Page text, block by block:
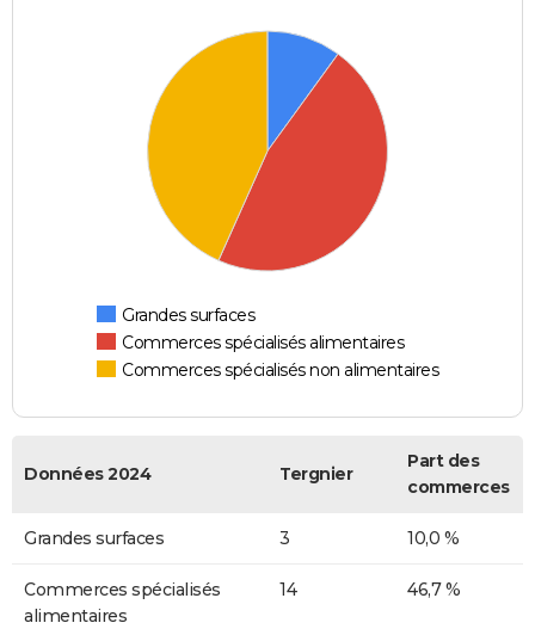
Grandes surfaces
Commerces spécialisés alimentaires
Commerces spécialisés non alimentaires
Données 2024 Tergnier
Part des
commerces
Grandes surfaces 3 10,0 %
Commerces spécialisés
alimentaires
14 46,7 %